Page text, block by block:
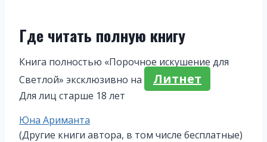
Где читать полную книгу
Книга полностью «Порочное искушение для
Светлой» эксклюзивно на
Литнет
Для лиц старше 18 лет
Метки
записи:
Юна Ариманта
(Другие книги автора, в том числе бесплатные)